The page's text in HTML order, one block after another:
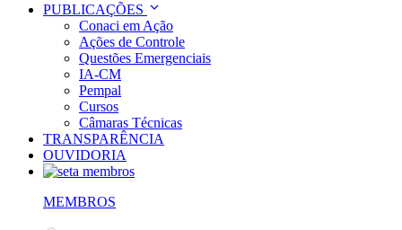
PUBLICAÇÕES
Conaci em Ação
Ações de Controle
Questões Emergenciais
IA-CM
Pempal
Cursos
Câmaras Técnicas
TRANSPARÊNCIA
OUVIDORIA
MEMBROS